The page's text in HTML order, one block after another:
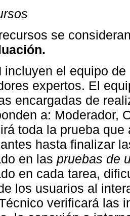
se
incluyen el equipo
expertos. El
encargadas de
a: Moderador,
toda la prueba
hasta finalizar
en las pruebas de
en cada tarea,
los usuarios al
verificará las